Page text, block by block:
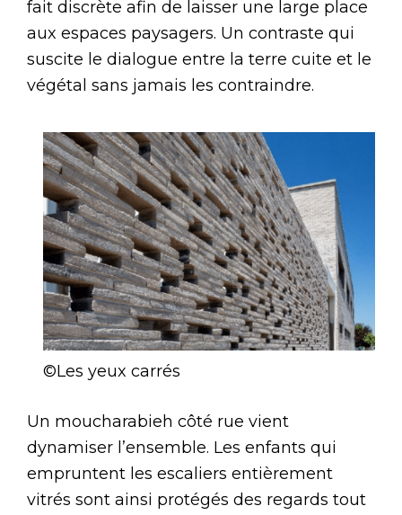
fait discrète afin de laisser une large place
aux espaces paysagers. Un contraste qui
suscite le dialogue entre la terre cuite et le
végétal sans jamais les contraindre.
©Les yeux carrés
Un moucharabieh côté rue vient
dynamiser l’ensemble. Les enfants qui
empruntent les escaliers entièrement
vitrés sont ainsi protégés des regards tout